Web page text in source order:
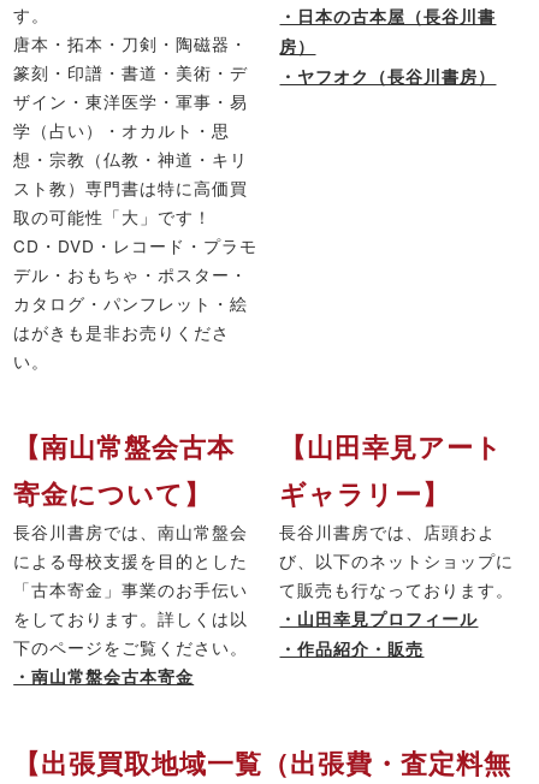
す。
唐本・拓本・刀剣・陶磁器・
篆刻・印譜・書道・美術・デ
ザイン・東洋医学・軍事・易
学（占い）・オカルト・思
想・宗教（仏教・神道・キリ
スト教）専門書は特に高価買
取の可能性「大」です！
CD・DVD・レコード・プラモ
デル・おもちゃ・ポスター・
カタログ・パンフレット・絵
はがきも是非お売りくださ
い。
・日本の古本屋（長谷川書
房）
・ヤフオク（長谷川書房）
【南山常盤会古本
寄金について】
長谷川書房では、南山常盤会
による母校支援を目的とした
「古本寄金」事業のお手伝い
をしております。詳しくは以
下のページをご覧ください。
・南山常盤会古本寄金
【山田幸見アート
ギャラリー】
長谷川書房では、店頭およ
び、以下のネットショップに
て販売も行なっております。
・山田幸見プロフィール
・作品紹介・販売
【出張買取地域一覧（出張費・査定料無